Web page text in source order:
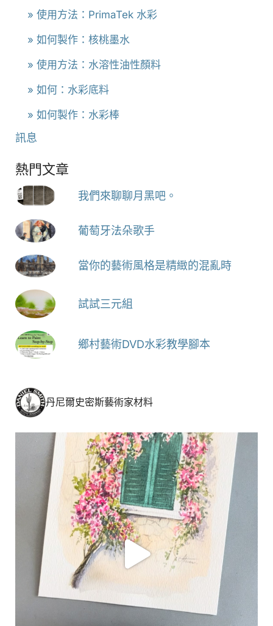
» 使用方法：PrimaTek 水彩
» 如何製作：核桃墨水
» 使用方法：水溶性油性顏料
» 如何：水彩底料
» 如何製作：水彩棒
訊息
熱門文章
我們來聊聊月黑吧。
葡萄牙法朵歌手
當你的藝術風格是精緻的混亂時
試試三元組
鄉村藝術DVD水彩教學腳本
丹尼爾史密斯藝術家材料